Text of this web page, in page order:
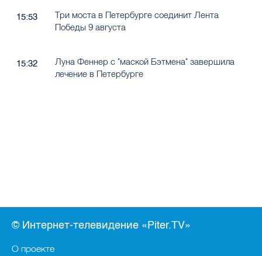
15:53
Три моста в Петербурге соединит Лента
Победы 9 августа
15:32
Луна Феннер с "маской Бэтмена" завершила
лечение в Петербурге
© Интернет-телевидение «Piter.TV»
О проекте